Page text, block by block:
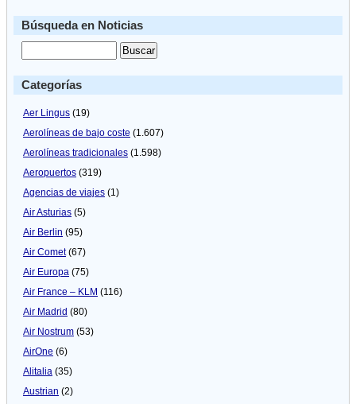
Búsqueda en Noticias
Categorías
Aer Lingus (19)
Aerolíneas de bajo coste (1.607)
Aerolíneas tradicionales (1.598)
Aeropuertos (319)
Agencias de viajes (1)
Air Asturias (5)
Air Berlin (95)
Air Comet(67)
Air Europa (75)
Air France – KLM (116)
Air Madrid (80)
Air Nostrum (53)
AirOne (6)
Alitalia (35)
Austrian (2)